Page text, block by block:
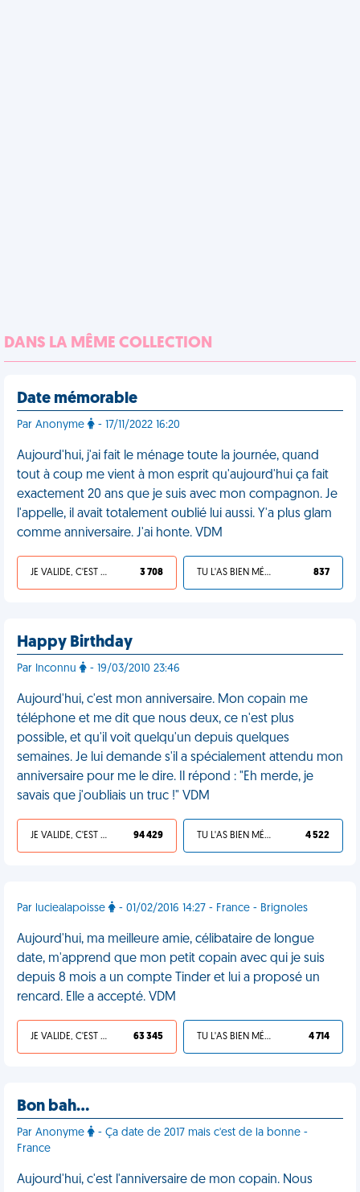
DANS LA MÊME COLLECTION
Date mémorable
Par Anonyme - 17/11/2022 16:20
Aujourd'hui, j'ai fait le ménage toute la journée, quand
tout à coup me vient à mon esprit qu'aujourd'hui ça fait
exactement 20 ans que je suis avec mon compagnon. Je
l'appelle, il avait totalement oublié lui aussi. Y'a plus glam
comme anniversaire. J'ai honte. VDM
JE VALIDE, C'EST UNE VDM 3 708 TU L'AS BIEN MÉRITÉ 837
Happy Birthday
Par Inconnu - 19/03/2010 23:46
Aujourd'hui, c'est mon anniversaire. Mon copain me
téléphone et me dit que nous deux, ce n'est plus
possible, et qu'il voit quelqu'un depuis quelques
semaines. Je lui demande s'il a spécialement attendu mon
anniversaire pour me le dire. Il répond : "Eh merde, je
savais que j'oubliais un truc !" VDM
JE VALIDE, C'EST UNE VDM 94 429 TU L'AS BIEN MÉRITÉ 4 522
Par luciealapoisse - 01/02/2016 14:27 - France - Brignoles
Aujourd'hui, ma meilleure amie, célibataire de longue
date, m'apprend que mon petit copain avec qui je suis
depuis 8 mois a un compte Tinder et lui a proposé un
rencard. Elle a accepté. VDM
JE VALIDE, C'EST UNE VDM 63 345 TU L'AS BIEN MÉRITÉ 4 714
Bon bah…
Par Anonyme
- Ça date de 2017 mais c'est de la bonne -
France
Aujourd'hui, c'est l'anniversaire de mon copain. Nous